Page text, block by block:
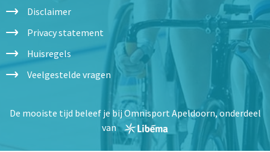
Disclaimer
Privacy statement
Huisregels
Veelgestelde vragen
De mooiste tijd beleef je bij Omnisport Apeldoorn, onderdeel
van